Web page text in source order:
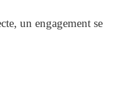
un engagement se